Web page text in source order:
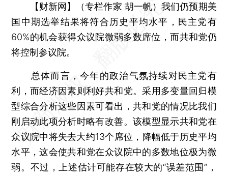
【财新网】（专栏作家 胡一帆）我们仍预期美
国中期选举结果将符合历史平均水平，民主党有
60%的机会获得众议院微弱多数席位，而共和党仍
将控制参议院。
总体而言，今年的政治气氛持续对民主党有
利，而经济因素则利好共和党。采用多变量回归模
型综合分析这些因素可看出，共和党的情况比我们
刚启动此项分析时略有改善。该模型显示共和党在
众议院中将失去大约13个席位，降幅低于历史平均
水平，这会使共和党在众议院中的多数地位极为微
弱。不过，上述估计可能存在较大的“误差范围”，